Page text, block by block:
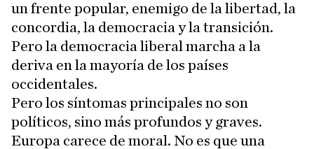
un frente popular, enemigo de la libertad, la
concordia, la democracia y la transición.
Pero la democracia liberal marcha a la
deriva en la mayoría de los países
occidentales.
Pero los síntomas principales no son
políticos, sino más profundos y graves.
Europa carece de moral. No es que una